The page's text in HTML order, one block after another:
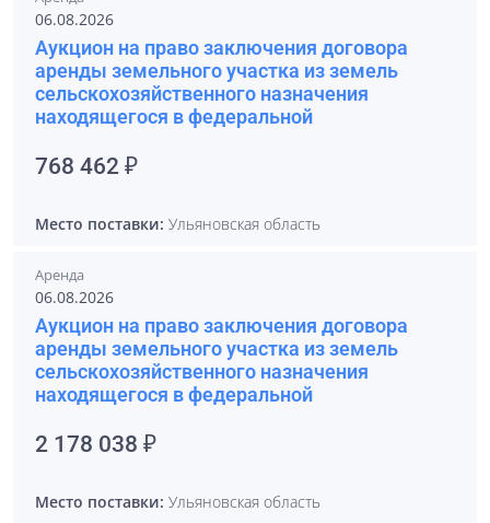
06.08.2026
Аукцион на право заключения договора
аренды земельного участка из земель
сельскохозяйственного назначения
находящегося в федеральной
768 462 ₽
Место поставки: Ульяновская область
Аренда
06.08.2026
Аукцион на право заключения договора
аренды земельного участка из земель
сельскохозяйственного назначения
находящегося в федеральной
2 178 038 ₽
Место поставки: Ульяновская область